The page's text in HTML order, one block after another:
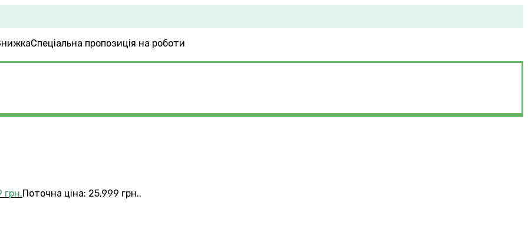
Спеціальна пропозиція на роботи
грн.Поточна ціна: 25,999 грн..